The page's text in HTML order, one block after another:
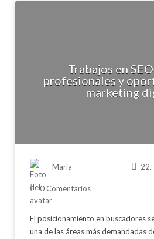
Trabajos en
profesionales y
marketing
Maria 22.
0 Comentarios
El posicionamiento en buscadores
una de las áreas más demandadas